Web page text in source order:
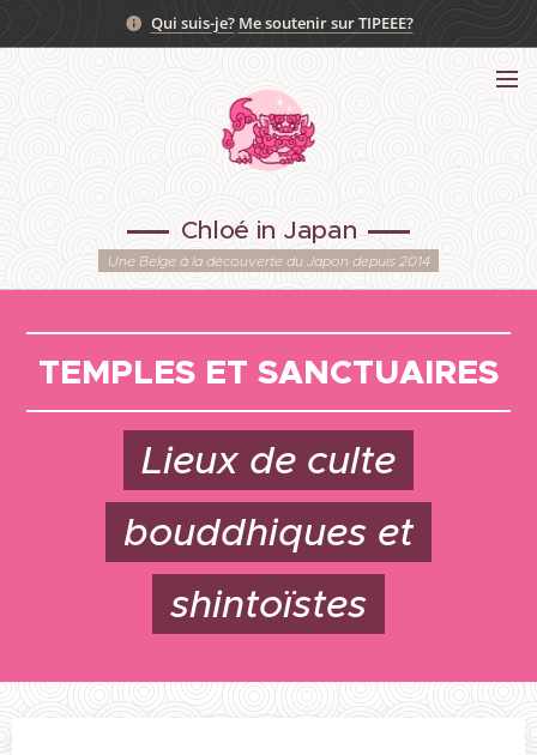
Qui suis-je? Me soutenir sur TIPEEE?
Chloé in Japan
Une Belge à la découverte du Japon depuis 2014
TEMPLES ET SANCTUAIRES
Lieux de culte
bouddhiques et
shintoïstes